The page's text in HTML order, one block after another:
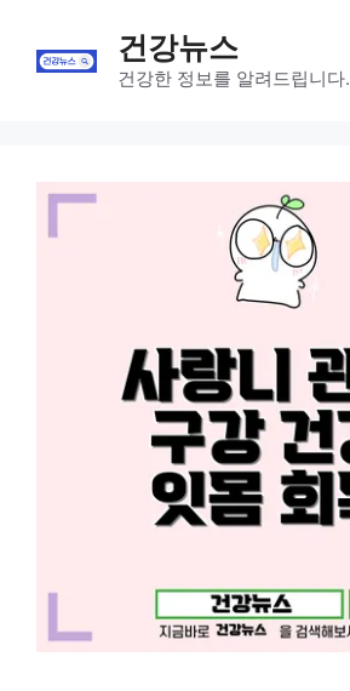
content
건강뉴스
건강한 정보를 알려드립니다.